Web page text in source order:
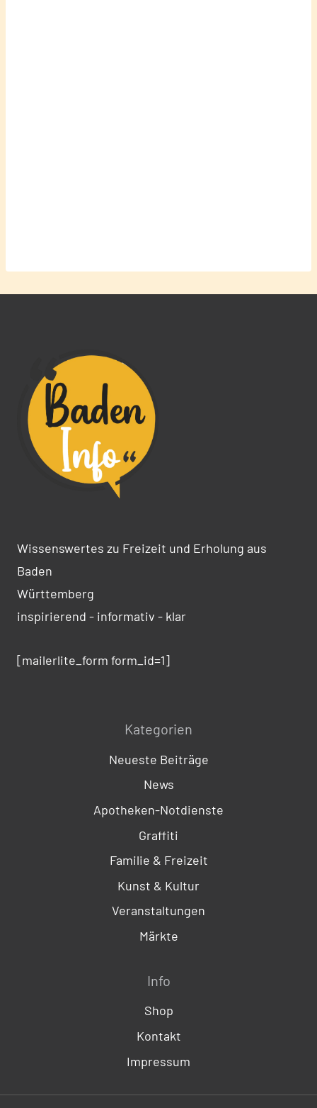
Wissenswertes zu Freizeit und Erholung aus
Baden
Württemberg
inspirierend - informativ - klar
[mailerlite_form form_id=1]
Kategorien
Neueste Beiträge
News
Apotheken-Notdienste
Graffiti
Familie & Freizeit
Kunst & Kultur
Veranstaltungen
Märkte
Info
Shop
Kontakt
Impressum